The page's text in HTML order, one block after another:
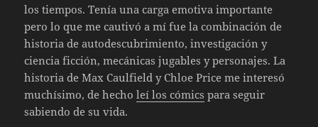
los tiempos. Tenía una carga emotiva importante
pero lo que me cautivó a mí fue la combinación de
historia de autodescubrimiento, investigación y
ciencia ficción, mecánicas jugables y personajes. La
historia de Max Caulfield y Chloe Price me interesó
muchísimo, de hecholeí los cómics para seguir
sabiendo de su vida.